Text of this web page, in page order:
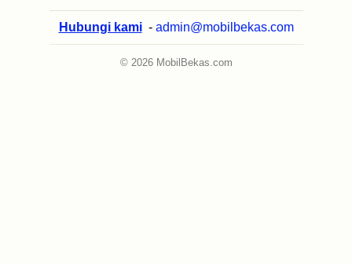
Hubungi kami - admin@mobilbekas.com
© 2026 MobilBekas.com